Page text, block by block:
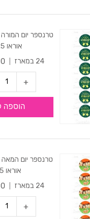
טרנספר יום
אוראו 625
24 במארז
הוספה
טרנספר יום
אוראו 615
24 במארז